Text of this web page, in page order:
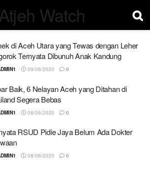
di Aceh Utara yang Tewas dengan Leher
Ternyata Dibunuh Anak Kandung
09/06/2020 0
Baik, 6 Nelayan Aceh yang Ditahan di
Segera Bebas
08/06/2020 0
RSUD Pidie Jaya Belum Ada Dokter
08/06/2020 0